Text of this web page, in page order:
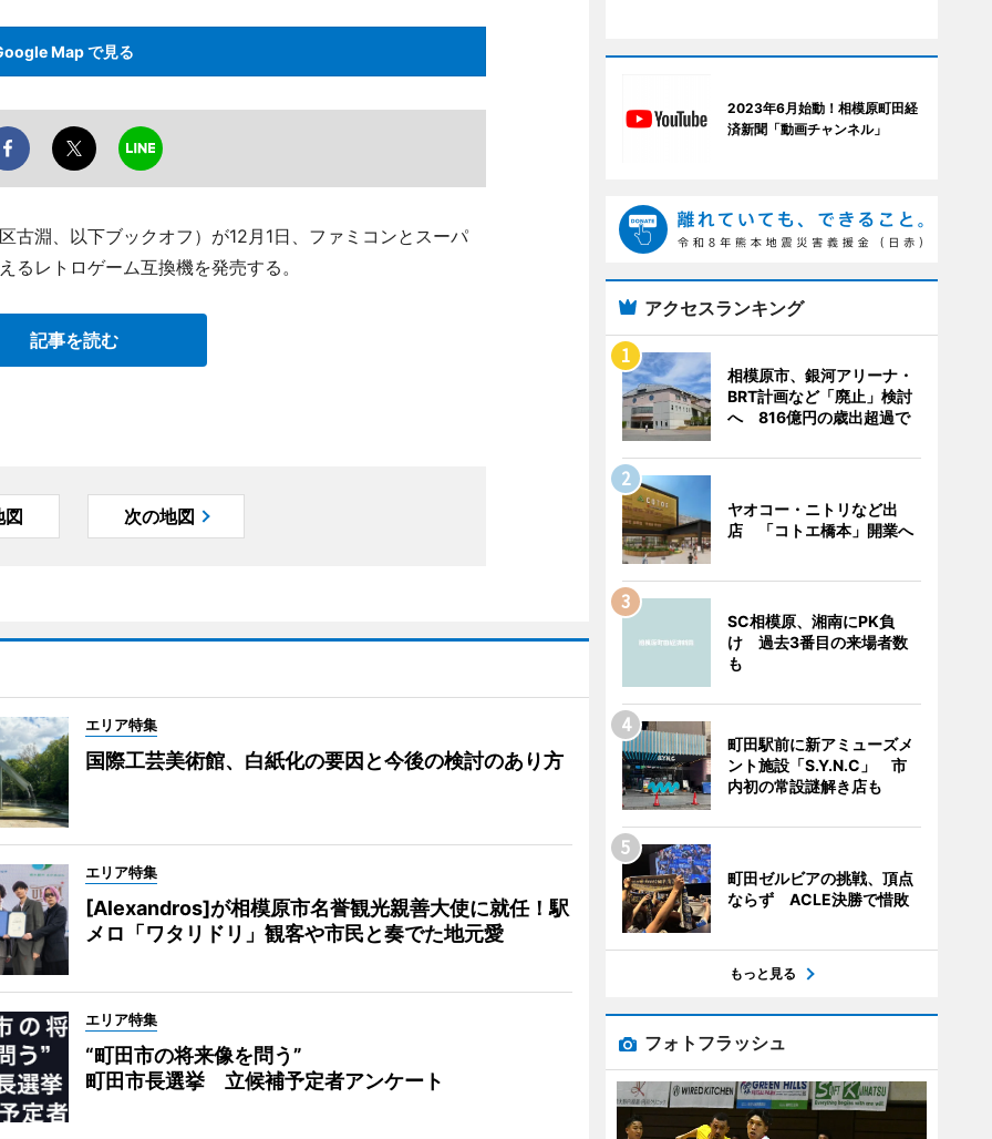
Map で見る
古淵、以下ブックオフ）が12月1日、ファミコンとスーパ
レトロゲーム互換機を発売する。
記事を読む
図 次の地図
エリア特集
国際工芸美術館、白紙化の要因と今後の検討のあり方
エリア特集
[Alexandros]が相模原市名誉観光親善大使に就任！駅
メロ「ワタリドリ」観客や市民と奏でた地元愛
エリア特集
“町田市の将来像を問う”
町田市長選挙 立候補予定者アンケート
2023年6月始動！相模原町田経
済新聞「動画チャンネル」
アクセスランキング
相模原市、銀河アリーナ・
BRT計画など「廃止」検討
へ 816億円の歳出超過で
ヤオコー・ニトリなど出
店 「コトエ橋本」開業へ
SC相模原、湘南にPK負
け 過去3番目の来場者数
も
町田駅前に新アミューズメ
ント施設「S.Y.N.C」 市
内初の常設謎解き店も
町田ゼルビアの挑戦、頂点
ならず ACLE決勝で惜敗
もっと見る
フォトフラッシュ